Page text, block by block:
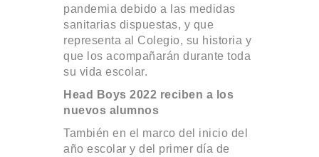
pandemia debido a las medidas
sanitarias dispuestas, y que
representa al Colegio, su historia y
que los acompañarán durante toda
su vida escolar.
Head Boys 2022 reciben a los
nuevos alumnos
También en el marco del inicio del
año escolar y del primer día de